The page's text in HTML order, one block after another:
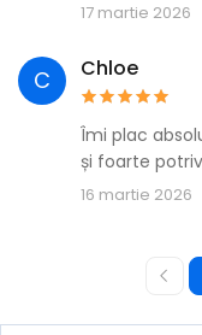
17 martie 2026
C Chloe
Îmi plac
și foarte
16 martie 2026